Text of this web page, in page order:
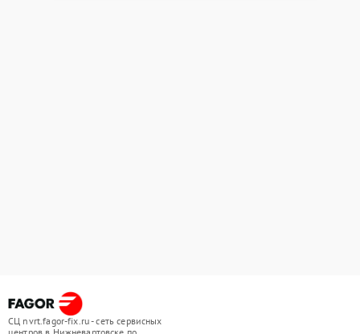
СЦ nvrt.fagor-fix.ru - сеть сервисных